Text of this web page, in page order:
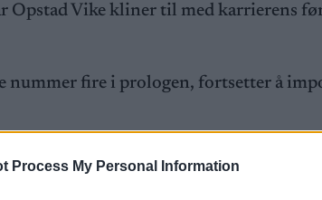
Process My Personal Information
Opstad Vike kliner til med karrierens
nummer fire i prologen, fortsetter å
23 i en verdenscup. Nå vinner
og tar seg helt til finalen.